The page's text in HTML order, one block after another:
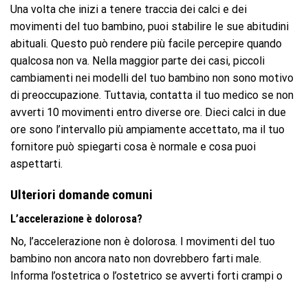
Una volta che inizi a tenere traccia dei calci e dei
movimenti del tuo bambino, puoi stabilire le sue abitudini
abituali. Questo può rendere più facile percepire quando
qualcosa non va. Nella maggior parte dei casi, piccoli
cambiamenti nei modelli del tuo bambino non sono motivo
di preoccupazione. Tuttavia, contatta il tuo medico se non
avverti 10 movimenti entro diverse ore. Dieci calci in due
ore sono l’intervallo più ampiamente accettato, ma il tuo
fornitore può spiegarti cosa è normale e cosa puoi
aspettarti.
Ulteriori domande comuni
L’accelerazione è dolorosa?
No, l’accelerazione non è dolorosa. I movimenti del tuo
bambino non ancora nato non dovrebbero farti male.
Informa l’ostetrica o l’ostetrico se avverti forti crampi o